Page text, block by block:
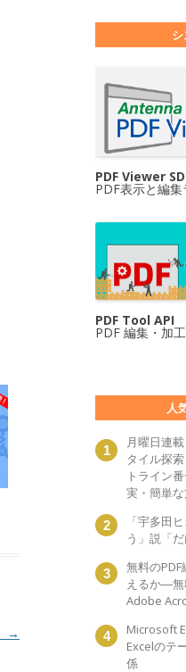
→
PDF Viewer
PDF表示と編集
PDF Tool API
PDF 編集・加
人
月曜日連
タイル探
トライン
実・簡単
「宇多田
う」説「
無料の
えるか―無
Adobe
Microsoft
Excelのテ
係